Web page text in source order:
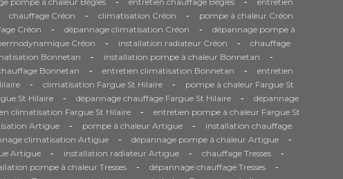
chauffage Créon - climatisation Créon - pompe à chaleur Créon
Créon - dépannage climatisation Créon -
dépannage pompe à
Créon - installation radiateur Créon -
chauffage
Bonnetan - installation pompe à chaleur Bonnetan -
Bonnetan - entretien climatisation Bonnetan -
entretien
- climatisation Fargue St Hilaire -
pompe à chaleur Fargue St
St Hilaire - dépannage chauffage Fargue St Hilaire -
dépannage
climatisation Fargue St Hilaire -
entretien pompe à chaleur Fargue St
Artigue - pompe à chaleur Artigue -
installation chauffage
climatisation Artigue - dépannage pompe à chaleur Artigue -
Artigue - installation radiateur Artigue - chauffage Tresses -
pompe à chaleur Tresses - dépannage chauffage Tresses -